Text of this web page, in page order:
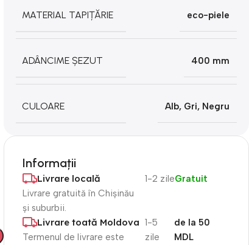
MATERIAL TAPIȚĂRIE eco-piele
ADÂNCIME ȘEZUT 400 mm
CULOARE Alb, Gri, Negru
Informații
Livrare locală
Livrare gratuită în Chișinău
și suburbii.
1-2 zileGratuit
Livrare toată Moldova
Termenul de livrare este
1-5
zile
de la 50
MDL